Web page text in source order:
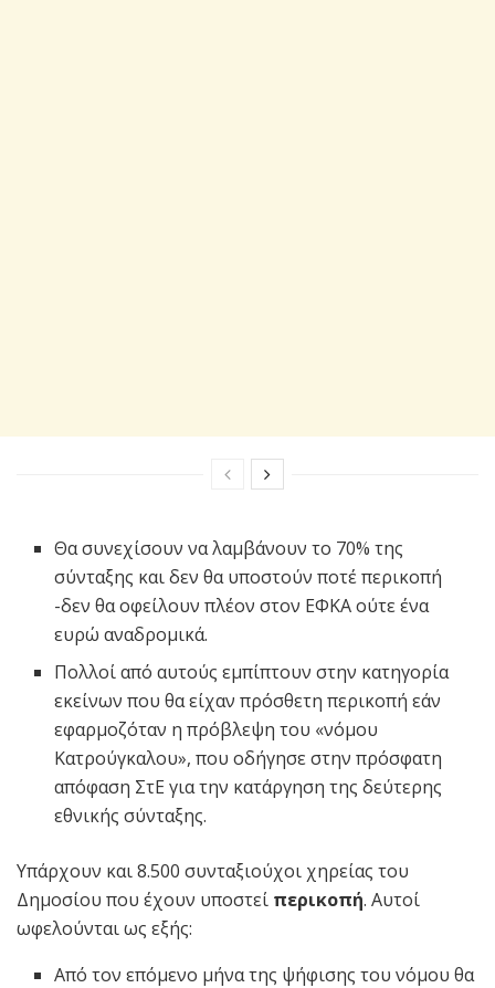
Θα συνεχίσουν να λαμβάνουν το 70% της
σύνταξης και δεν θα υποστούν ποτέ περικοπή
-δεν θα οφείλουν πλέον στον ΕΦΚΑ ούτε ένα
ευρώ αναδρομικά.
Πολλοί από αυτούς εμπίπτουν στην κατηγορία
εκείνων που θα είχαν πρόσθετη περικοπή εάν
εφαρμοζόταν η πρόβλεψη του «νόμου
Κατρούγκαλου», που οδήγησε στην πρόσφατη
απόφαση ΣτΕ για την κατάργηση της δεύτερης
εθνικής σύνταξης.
Υπάρχουν και 8.500 συνταξιούχοι χηρείας του
Δημοσίου που έχουν υποστεί περικοπή. Αυτοί
ωφελούνται ως εξής:
Από τον επόμενο μήνα της ψήφισης του νόμου θα